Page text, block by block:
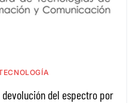
devolución del espectro por